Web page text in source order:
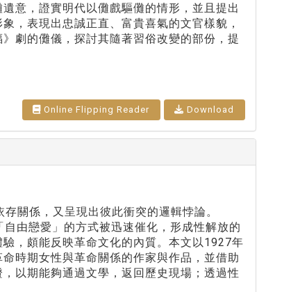
意，證實明代以儺戲驅儺的情形，並且提出
，表現出忠誠正直、富貴喜氣的文官樣貌，
劇的儺儀，探討其隨著習俗改變的部份，提
Online Flipping Reader Download
關係，又呈現出彼此衝突的邏輯悖論。
由戀愛」的方式被迅速催化，形成性解放的
，頗能反映革命文化的內質。本文以1927年
時期女性與革命關係的作家與作品，並借助
以期能夠通過文學，返回歷史現場；透過性